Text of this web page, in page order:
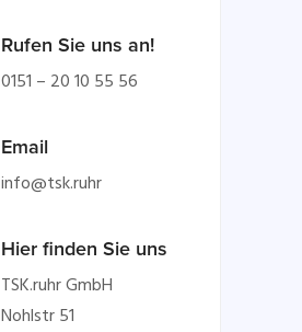
Rufen Sie uns an!
0151 – 20 10 55 56
Email
info@tsk.ruhr
Hier finden Sie uns
TSK.ruhr GmbH
Nohlstr 51